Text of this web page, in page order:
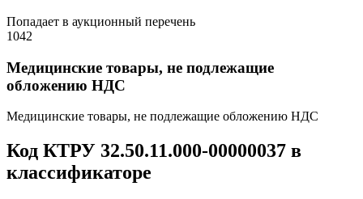
Попадает в аукционный перечень
1042
Медицинские товары, не подлежащие
обложению НДС
Медицинские товары, не подлежащие обложению НДС
Код КТРУ 32.50.11.000-00000037 в
классификаторе